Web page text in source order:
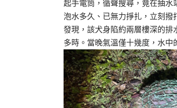
起手電筒，循聲搜尋，竟在抽
泡水多久、已無力掙扎，立刻
發現，該犬身陷約兩層樓深的
多時。當晚氣溫僅十幾度，水中